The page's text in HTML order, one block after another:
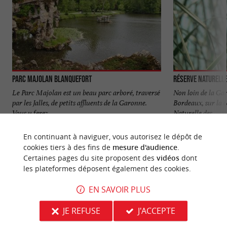
Parc Majolan Blanquefort
Le Parc Majolan est un beau parc arboré, traversé
par les Jalles, de petits affluents de la Garonne.
Vous y ferez ...
1,1 km - Blanquefort
Réserve
Non loin de la
Bordeaux, sur la
Naturelle des ...
3,5 km -
NOUS AVONS TESTÉPOUR VOUS
En continuant à naviguer, vous autorisez le dépôt de
cookies tiers à des fins de mesure d'audience.
Certaines pages du site proposent des vidéosdont
les plateformes déposent également des cookies.
EN SAVOIR PLUS
JE REFUSE
J'ACCEPTE